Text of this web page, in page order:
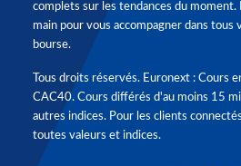
complets sur les tendances du
main pour vous accompagner dans tous
bourse.
Tous droits réservés. Euronext : Cours
CAC40. Cours différés d'au moins 15
autres indices. Pour les clients
toutes valeurs et indices.